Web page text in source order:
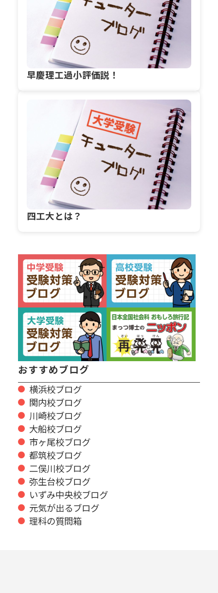
早慶理工過小評価説！
四工大とは？
おすすめブログ
横浜校ブログ
関内校ブログ
川崎校ブログ
大船校ブログ
市ヶ尾校ブログ
都筑校ブログ
二俣川校ブログ
弥生台校ブログ
いずみ中央校ブログ
元気が出るブログ
理科の質問箱